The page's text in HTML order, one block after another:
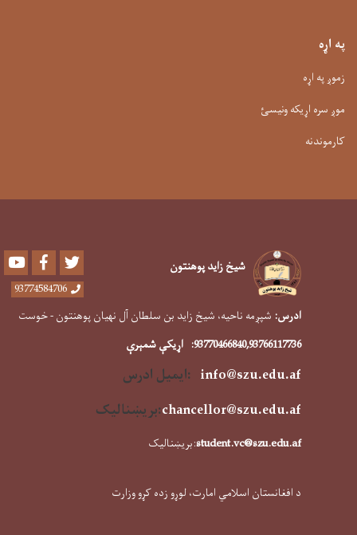
په اړه
زموږ په اړه
موږ سره اړیکه ونیسئ
کارموندنه
شیخ زاید پوهنتون Youtube Facebook
93774584706
ادرس: شپږمه ناحیه، شیخ زاید بن سلطان آل نهیان پوهنتون - خوست
93770466840,93766117736
: اړیکې شمېرې
info@szu.edu.af :ایمیل ادرس
chancellor@szu.edu.af
:بریښنالیک
student.vc@szu.edu.af:بریښنالیک
د افغانستان اسلامي امارت، لوړو زده کړو وزارت